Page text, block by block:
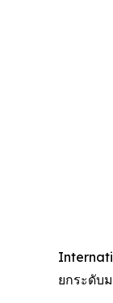
ยกระดับ